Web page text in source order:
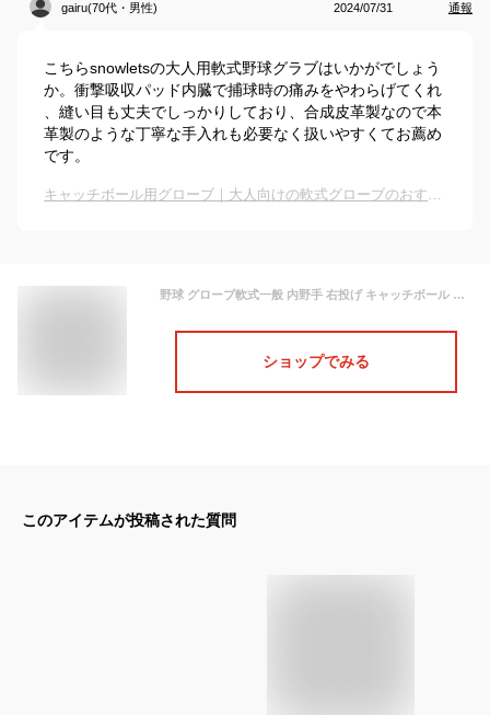
gairu(70代・男性) 2024/07/31 通報
こちらsnowletsの大人用軟式野球グラブはいかがでしょう
か。衝撃吸収パッド内臓で捕球時の痛みをやわらげてくれ
、縫い目も丈夫でしっかりしており、合成皮革製なので本
革製のような丁寧な手入れも必要なく扱いやすくてお薦め
です。
キャッチボール用グローブ｜大人向けの軟式グローブのおすすめは？
野球 グローブ軟式一般 内野手 右投げ キャッチボール 野球用グラブミット10.5 11.5 12.5インチ 衝撃吸収パッド内蔵初心者,ブラック-大人用・12.5インチ
ショップでみる
このアイテムが投稿された質問